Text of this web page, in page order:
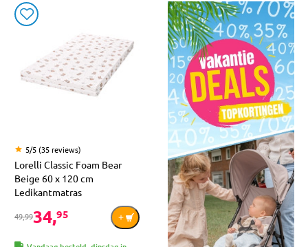
5/5 (35 reviews)
Lorelli Classic Foam Bear
Beige 60 x 120 cm
Ledikantmatras
49,9934,95